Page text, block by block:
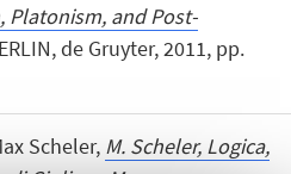
Platonism, and Post-
de Gruyter, 2011, pp.
Scheler, M. Scheler, Logica,